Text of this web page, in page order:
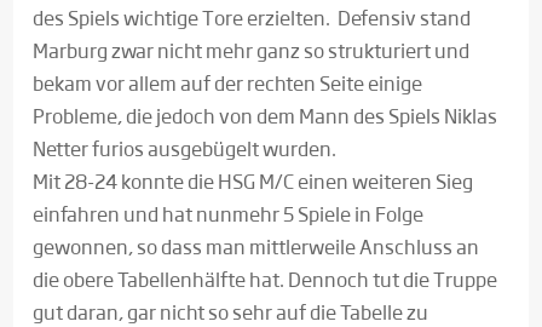
des Spiels wichtige Tore erzielten. Defensiv stand
Marburg zwar nicht mehr ganz so strukturiert und
bekam vor allem auf der rechten Seite einige
Probleme, die jedoch von dem Mann des Spiels Niklas
Netter furios ausgebügelt wurden.
Mit 28-24 konnte die HSG M/C einen weiteren Sieg
einfahren und hat nunmehr 5 Spiele in Folge
gewonnen, so dass man mittlerweile Anschluss an
die obere Tabellenhälfte hat. Dennoch tut die Truppe
gut daran, gar nicht so sehr auf die Tabelle zu